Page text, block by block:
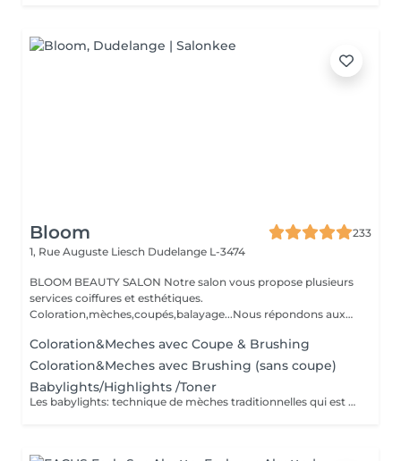
Bloom
233
1, Rue Auguste Liesch Dudelange L-3474
BLOOM BEAUTY SALON Notre salon vous propose plusieurs
services coiffures et esthétiques.
Coloration,mèches,coupés,balayage...Nous répondons aux
Coloration&Meches avec Coupe & Brushing
Coloration&Meches avec Brushing (sans coupe)
Babylights/Highlights /Toner
Les babylights: technique de mèches traditionnelles qui est effectuée avec un microtricot tissé très finement. Des espaces plus étroits sont laissés entre les papillotes pour créer un mélange plus naturel avec la couleur de base. Ils ne créent pas nécessairement une dimension profonde, mais plutôt un look subtil ensoleillé, très naturel.